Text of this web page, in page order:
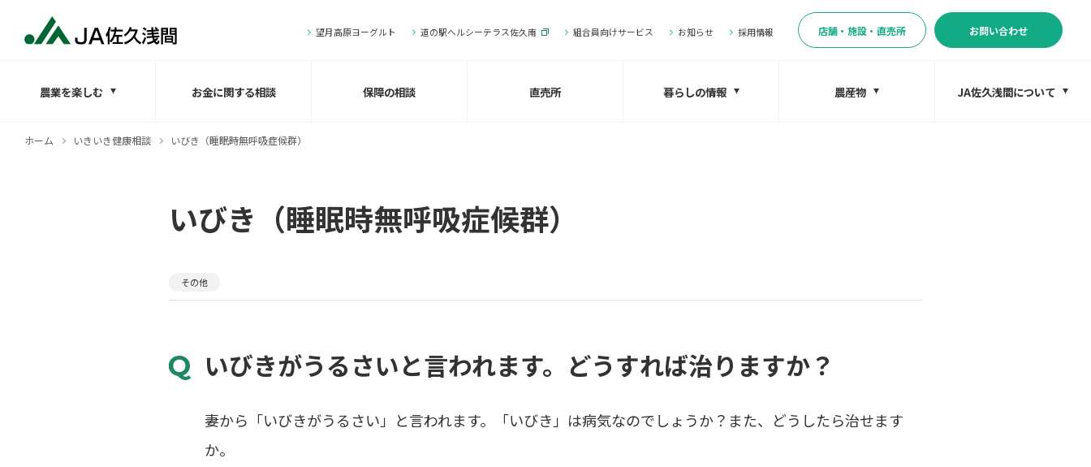
望月高原ヨーグルト 道の駅ヘルシーテラス佐久南 組合員向けサービス お知らせ 採用情報 店舗・施設・直売所 お問い合わせ
農業を楽しむ お金に関する相談 保障の相談 直売所 暮らしの情報 農産物 JA佐久浅間について
ホーム いきいき健康相談 いびき（睡眠時無呼吸症候群）
いびき（睡眠時無呼吸症候群）
その他
いびきがうるさいと言われます。どうすれば治りますか？
妻から「いびきがうるさい」と言われます。「いびき」は病気なのでしょうか？また、どうしたら治せます
か。